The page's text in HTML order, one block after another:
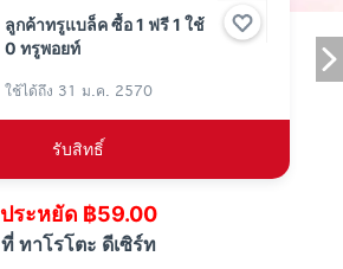
ลูกค้าทรูแบล็ค ซื้อ 1 ฟรี 1 ใช้
0 ทรูพอยท์
ใช้ได้ถึง 31 ม.ค. 2570
รับสิทธิ์
ประหยัด ฿59.00
ที่ ทาโรโตะ ดีเซิร์ท